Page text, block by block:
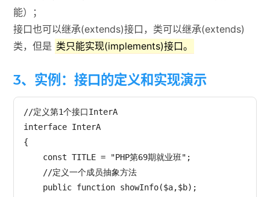
能）；
接口也可以继承(extends)接口，类可以继承(extends)
类，但是 类只能实现(implements)接口。
3、实例：接口的定义和实现演示
//定义第1个接口InterA
interface InterA
{
    const TITLE = "PHP第69期就业班";
    //定义一个成员抽象方法
    public function showInfo($a,$b);